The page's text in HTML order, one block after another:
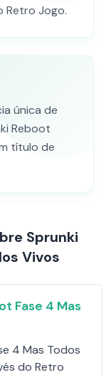
Retro Jogo.
única de
Reboot
título de
Sprunki
Vivos
Fase 4 Mas
4 Mas Todos
do Retro